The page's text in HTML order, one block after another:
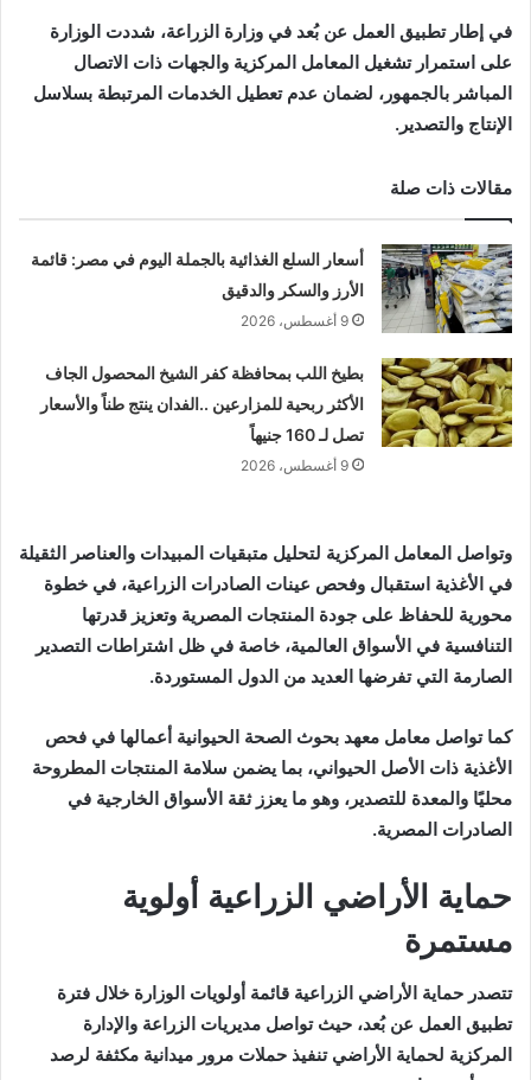
في إطار تطبيق العمل عن بُعد في وزارة الزراعة، شددت الوزارة
على استمرار تشغيل المعامل المركزية والجهات ذات الاتصال
المباشر بالجمهور، لضمان عدم تعطيل الخدمات المرتبطة بسلاسل
الإنتاج والتصدير.
مقالات ذات صلة
أسعار السلع الغذائية بالجملة اليوم في مصر: قائمة
الأرز والسكر والدقيق
9 أغسطس، 2026
بطيخ اللب بمحافظة كفر الشيخ المحصول الجاف
الأكثر ربحية للمزارعين ..الفدان ينتج طناً والأسعار
تصل لـ 160 جنيهاً
9 أغسطس، 2026
وتواصل المعامل المركزية لتحليل متبقيات المبيدات والعناصر الثقيلة
في الأغذية استقبال وفحص عينات الصادرات الزراعية، في خطوة
محورية للحفاظ على جودة المنتجات المصرية وتعزيز قدرتها
التنافسية في الأسواق العالمية، خاصة في ظل اشتراطات التصدير
الصارمة التي تفرضها العديد من الدول المستوردة.
كما تواصل معامل معهد بحوث الصحة الحيوانية أعمالها في فحص
الأغذية ذات الأصل الحيواني، بما يضمن سلامة المنتجات المطروحة
محليًا والمعدة للتصدير، وهو ما يعزز ثقة الأسواق الخارجية في
الصادرات المصرية.
حماية الأراضي الزراعية أولوية
مستمرة
تتصدر حماية الأراضي الزراعية قائمة أولويات الوزارة خلال فترة
تطبيق العمل عن بُعد، حيث تواصل مديريات الزراعة والإدارة
المركزية لحماية الأراضي تنفيذ حملات مرور ميدانية مكثفة لرصد